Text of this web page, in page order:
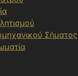
Σήματος